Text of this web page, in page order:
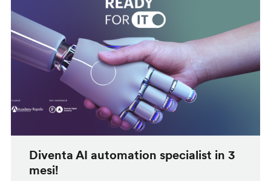
Diventa AI automation specialist in 3
mesi!